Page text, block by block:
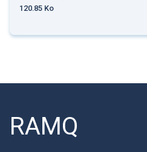
120.85 Ko
RAMQ